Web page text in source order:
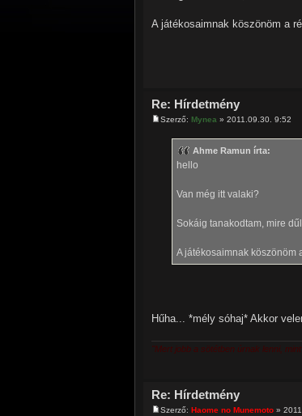
A játékosaimnak köszönöm a
Re: Hírdetmény
Szerző: Mynea » 2011.09.30. 9:52
Ahme Ramun írta:
hello
Van még itt valaki?
Sokáig tanakodtam, mire
A játékosaimnak köszönöm
Hűha... *mély sóhaj* Akkor
"Mert jobb a sötétben úrnak lenni,
Re: Hírdetmény
Szerző: Haome no Munemoto »